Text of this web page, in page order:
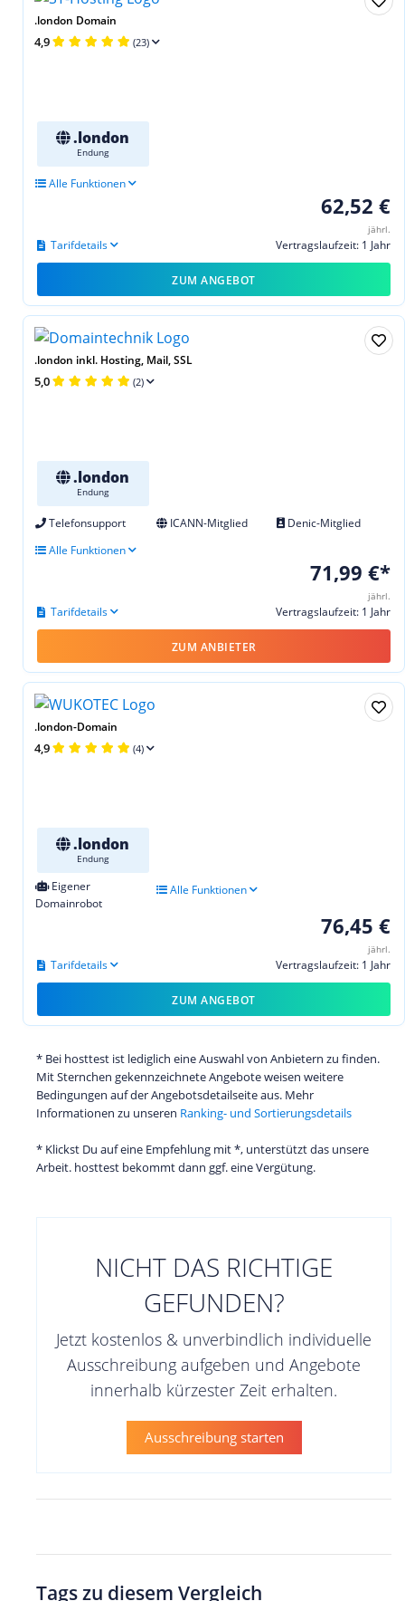
.london Domain
4,9 (23)
.london
Endung
Alle Funktionen
62,52 €
jährl.
Vertragslaufzeit: 1 Jahr
Tarifdetails
ZUM ANGEBOT
.london inkl. Hosting, Mail, SSL
5,0 (2)
.london
Endung
Telefonsupport ICANN-Mitglied
Denic-Mitglied
Alle Funktionen
71,99 €*
jährl.
Vertragslaufzeit: 1 Jahr
Tarifdetails
ZUM ANBIETER
.london-Domain
4,9 (4)
.london
Endung
Eigener
Domainrobot
Alle Funktionen
76,45 €
jährl.
Vertragslaufzeit: 1 Jahr
Tarifdetails
ZUM ANGEBOT
* Bei hosttest ist lediglich eine Auswahl von Anbietern zu finden.
Mit Sternchen gekennzeichnete Angebote weisen weitere
Bedingungen auf der Angebotsdetailseite aus. Mehr
Informationen zu unseren Ranking- und Sortierungsdetails
* Klickst Du auf eine Empfehlung mit *, unterstützt das unsere
Arbeit. hosttest bekommt dann ggf. eine Vergütung.
NICHT DAS RICHTIGE
GEFUNDEN?
Jetzt kostenlos & unverbindlich individuelle
Ausschreibung aufgeben und Angebote
innerhalb kürzester Zeit erhalten.
Ausschreibung starten
Tags zu diesem Vergleich